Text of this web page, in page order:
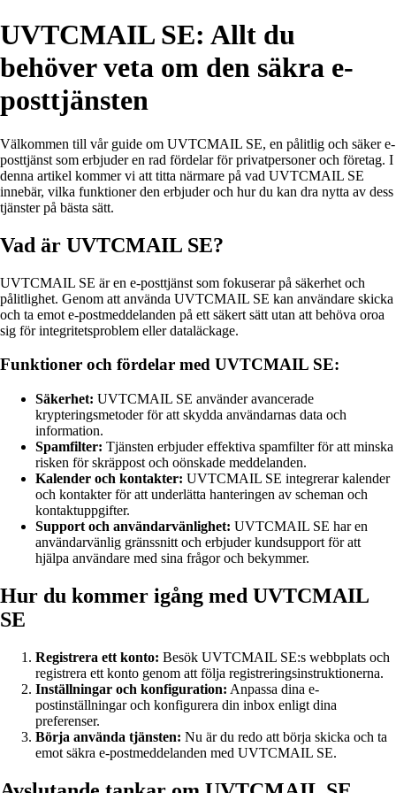
UVTCMAIL SE: Allt du
behöver veta om den säkra e-
posttjänsten
Välkommen till vår guide om UVTCMAIL SE, en pålitlig och säker e-
posttjänst som erbjuder en rad fördelar för privatpersoner och företag. I
denna artikel kommer vi att titta närmare på vad UVTCMAIL SE
innebär, vilka funktioner den erbjuder och hur du kan dra nytta av dess
tjänster på bästa sätt.
Vad är UVTCMAIL SE?
UVTCMAIL SE är en e-posttjänst som fokuserar på säkerhet och
pålitlighet. Genom att använda UVTCMAIL SE kan användare skicka
och ta emot e-postmeddelanden på ett säkert sätt utan att behöva oroa
sig för integritetsproblem eller dataläckage.
Funktioner och fördelar med UVTCMAIL SE:
Säkerhet: UVTCMAIL SE använder avancerade
krypteringsmetoder för att skydda användarnas data och
information.
Spamfilter: Tjänsten erbjuder effektiva spamfilter för att minska
risken för skräppost och oönskade meddelanden.
Kalender och kontakter: UVTCMAIL SE integrerar kalender
och kontakter för att underlätta hanteringen av scheman och
kontaktuppgifter.
Support och användarvänlighet: UVTCMAIL SE har en
användarvänlig gränssnitt och erbjuder kundsupport för att
hjälpa användare med sina frågor och bekymmer.
Hur du kommer igång med UVTCMAIL
SE
Registrera ett konto: Besök UVTCMAIL SE:s webbplats och
registrera ett konto genom att följa registreringsinstruktionerna.
Inställningar och konfiguration: Anpassa dina e-
postinställningar och konfigurera din inbox enligt dina
preferenser.
Börja använda tjänsten: Nu är du redo att börja skicka och ta
emot säkra e-postmeddelanden med UVTCMAIL SE.